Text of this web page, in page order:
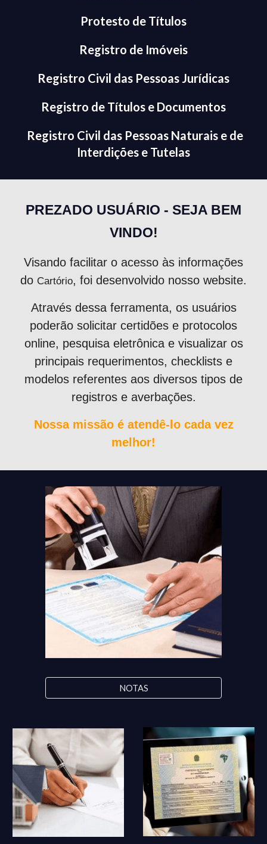
Protesto de Títulos
Registro de Imóveis
Registro Civil das Pessoas Jurídicas
Registro de Títulos e Documentos
Registro Civil das Pessoas Naturais e de
Interdições e Tutelas
PREZADO USUÁRIO - SEJA BEM
VINDO!
Visando facilitar o acesso às informações
do Cartório, foi desenvolvido nosso website.
Através dessa ferramenta, os usuários
poderão solicitar certidões e protocolos
online, pesquisa eletrônica e visualizar os
principais requerimentos, checklists e
modelos referentes aos diversos tipos de
registros e averbações.
Nossa missão é atendê-lo cada vez
melhor!
NOTAS